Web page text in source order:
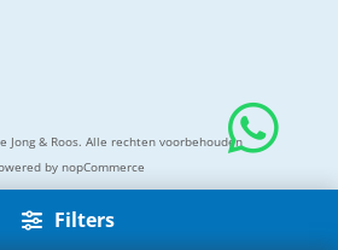
Filters
Jong & Roos. Alle rechten voorbehouden
by nopCommerce